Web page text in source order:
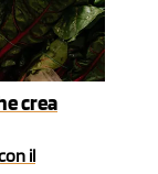
crea
il